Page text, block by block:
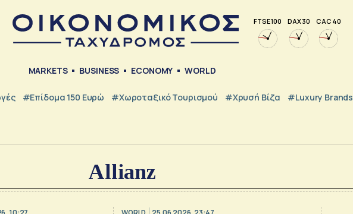
FTSE 100 DAX 30 CAC 40
MARKETS BUSINESS ECONOMY WORLD
#Επίδομα 150 Ευρώ #Χωροταξικό Τουρισμού #Χρυσή Βίζα #luxury Brands
Allianz